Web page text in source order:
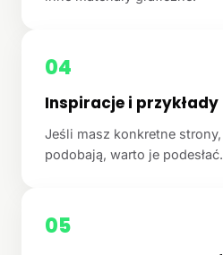
04
Inspiracje i przykłady
Jeśli masz konkretne
podobają, warto je podesłać.
05